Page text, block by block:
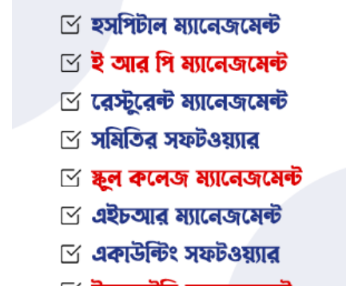
ইফতার অনুষ্ঠানকে কেন্দ্র করে বিএনপি–
জামায়াত সংঘর্ষ: আহত ৮
তিনজনের মৃত্যুদণ্ড
করে যুবকের আত্মহ ত্যা